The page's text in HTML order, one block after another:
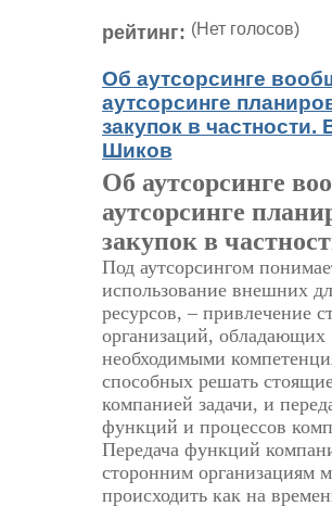
рейтинг: (Нет голосов)
Об аутсорсинге
аутсорсинге
закупок в частности.
Шиков
Об аутсорсинге
аутсорсинге
закупок в
Под аутсорсингом
использование внешних
ресурсов, ‒ привлечение
организаций, обладающих
необходимыми
способных решать
компанией задачи, и
функций и процессов
Передача функций
сторонним организациям
происходить как на